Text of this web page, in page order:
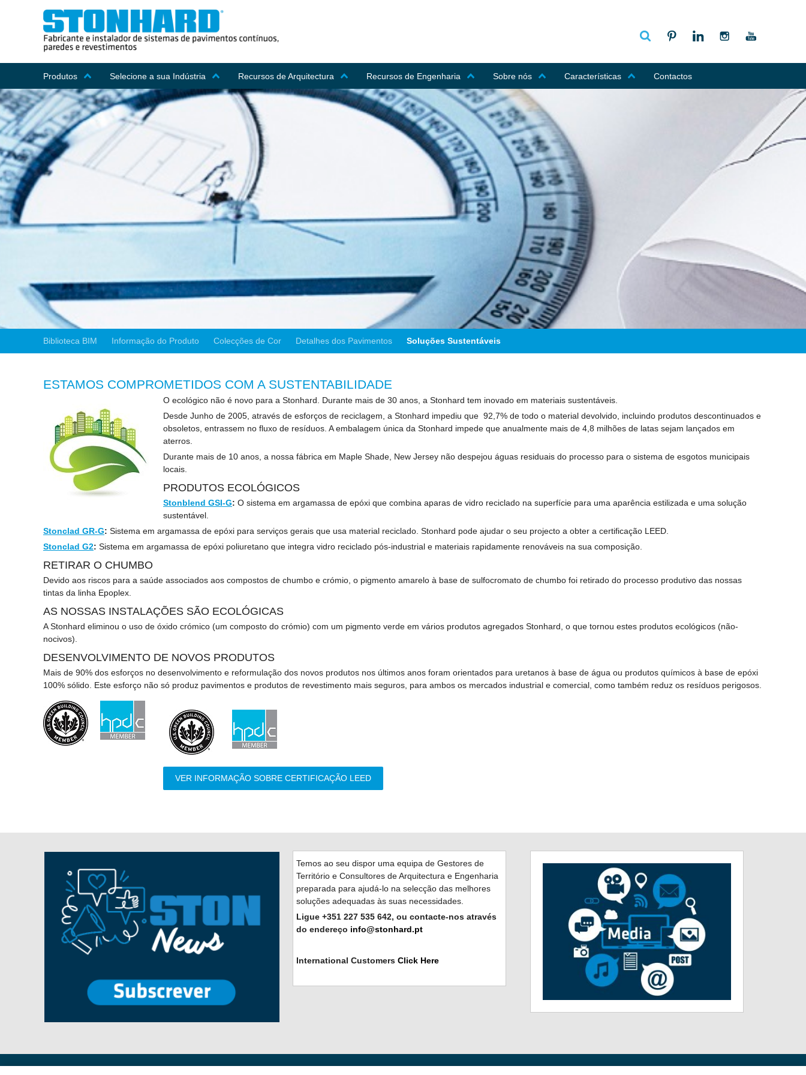
Produtos Selecione a sua Indústria Recursos de Arquitectura Recursos de Engenharia Sobre nós Características Contactos
Biblioteca BIM Informação do Produto Colecções de Cor Detalhes dos Pavimentos Soluções Sustentáveis
ESTAMOS COMPROMETIDOS COM A SUSTENTABILIDADE
O ecológico não é novo para a Stonhard. Durante mais de 30 anos, a Stonhard tem inovado em materiais sustentáveis.
Desde Junho de 2005, através de esforços de reciclagem, a Stonhard impediu que 92,7% de todo o material devolvido, incluindo produtos descontinuados e
obsoletos, entrassem no fluxo de resíduos. A embalagem única da Stonhard impede que anualmente mais de 4,8 milhões de latas sejam lançados em
aterros.
Durante mais de 10 anos, a nossa fábrica em Maple Shade, New Jersey não despejou águas residuais do processo para o sistema de esgotos municipais
locais.
PRODUTOS ECOLÓGICOS
Stonblend GSI-G: O sistema em argamassa de epóxi que combina aparas de vidro reciclado na superfície para uma aparência estilizada e uma solução
sustentável.
Stonclad GR-G: Sistema em argamassa de epóxi para serviços gerais que usa material reciclado. Stonhard pode ajudar o seu projecto a obter a certificação LEED.
Stonclad G2: Sistema em argamassa de epóxi poliuretano que integra vidro reciclado pós-industrial e materiais rapidamente renováveis na sua composição.
RETIRAR O CHUMBO
Devido aos riscos para a saúde associados aos compostos de chumbo e crómio, o pigmento amarelo à base de sulfocromato de chumbo foi retirado do processo produtivo das nossas
tintas da linha Epoplex.
AS NOSSAS INSTALAÇÕES SÃO ECOLÓGICAS
A Stonhard eliminou o uso de óxido crómico (um composto do crómio) com um pigmento verde em vários produtos agregados Stonhard, o que tornou estes produtos ecológicos (não-
nocivos).
DESENVOLVIMENTO DE NOVOS PRODUTOS
Mais de 90% dos esforços no desenvolvimento e reformulação dos novos produtos nos últimos anos foram orientados para uretanos à base de água ou produtos químicos à base de epóxi
100% sólido. Este esforço não só produz pavimentos e produtos de revestimento mais seguros, para ambos os mercados industrial e comercial, como também reduz os resíduos perigosos.
VER INFORMAÇÃO SOBRE CERTIFICAÇÃO LEED
Temos ao seu dispor uma equipa de Gestores de
Território e Consultores de Arquitectura e Engenharia
preparada para ajudá-lo na selecção das melhores
soluções adequadas às suas necessidades.
Ligue +351 227 535 642, ou contacte-nos através
do endereço info@stonhard.pt
International Customers Click Here